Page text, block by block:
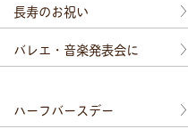
長寿のお祝い
バレエ・音楽発表会に
ハーフバースデー